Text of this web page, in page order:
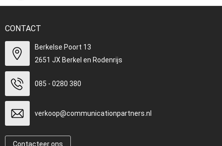
CONTACT
Berkelse Poort 13
2651 JX Berkel en Rodenrijs
085 - 0280 380
verkoop@communicationpartners.nl
Contacteer ons